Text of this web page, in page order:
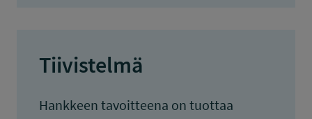
Tiivistelmä
Hankkeen tavoitteena on tuottaa